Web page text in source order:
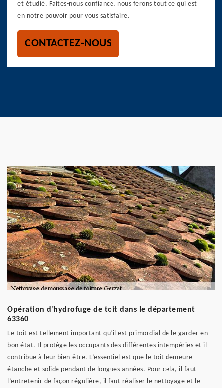
et étudié. Faites-nous confiance, nous ferons tout ce qui est
en notre pouvoir pour vous satisfaire.
CONTACTEZ-NOUS
Opération d’hydrofuge de toit dans le département
63360
Le toit est tellement important qu’il est primordial de le garder en
bon état. Il protège les occupants des différentes intempéries et il
contribue à leur bien-être. L’essentiel est que le toit demeure
étanche et solide pendant de longues années. Pour cela, il faut
l’entretenir de façon régulière, il faut réaliser le nettoyage et le